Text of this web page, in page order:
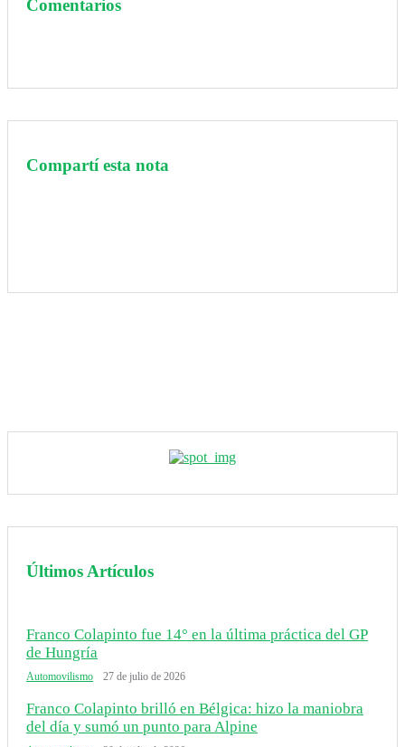
Comentarios
Compartí esta nota
Últimos Artículos
Franco Colapinto fue 14° en la última práctica del GP
de Hungría
Automovilismo 27 de julio de 2026
Franco Colapinto brilló en Bélgica: hizo la maniobra
del día y sumó un punto para Alpine